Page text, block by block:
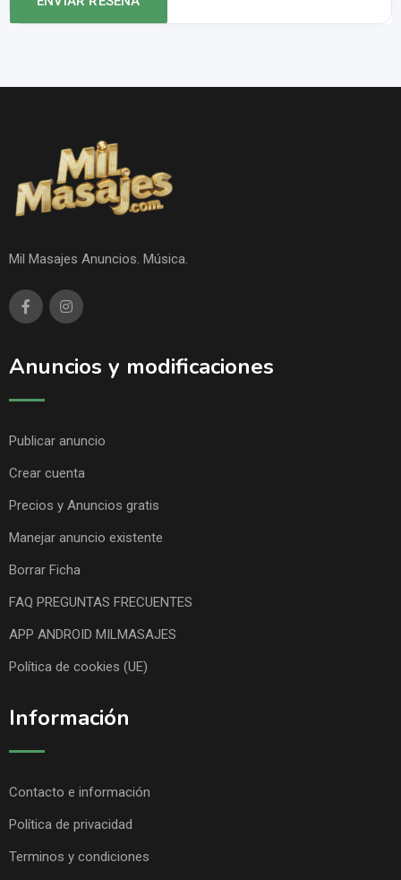
Mil Masajes Anuncios. Música.
Anuncios y modificaciones
Publicar anuncio
Crear cuenta
Precios y Anuncios gratis
Manejar anuncio existente
Borrar Ficha
FAQ PREGUNTAS FRECUENTES
APP ANDROID MILMASAJES
Política de cookies (UE)
Información
Contacto e información
Política de privacidad
Terminos y condiciones